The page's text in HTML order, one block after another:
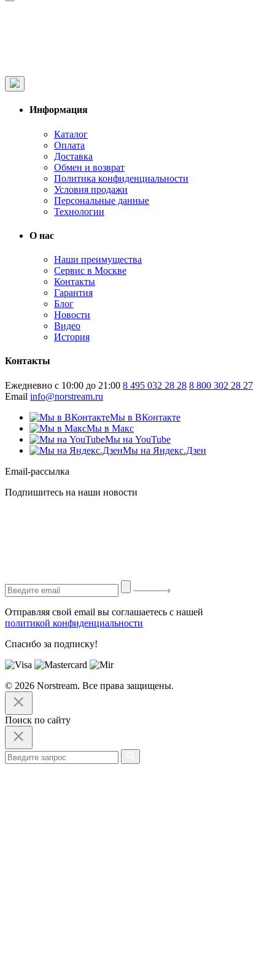
Информация
Каталог
Оплата
Доставка
Обмен и возврат
Политика конфиденциальности
Условия продажи
Персональные данные
Технологии
О нас
Наши преимущества
Сервис в Москве
Контакты
Гарантия
Блог
Новости
Видео
История
Контакты
Ежедневно с 10:00 до 21:00 8 495 032 28 28 8 800 302 28 27
Email info@norstream.ru
Мы в ВКонтакте
Мы в Макс
Мы на YouTube
Мы на Яндекс.Дзен
Email-рассылка
Подпишитесь на наши новости
Отправляя свой email вы соглашаетесь с нашей
политикой конфиденциальности
Спасибо за подписку!
© 2026 Norstream. Все права защищены.
Поиск по сайту